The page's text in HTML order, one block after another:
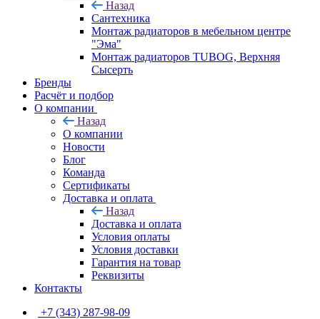
Назад
Сантехника
Монтаж радиаторов в мебельном центре
"Эма"
Монтаж радиаторов TUBOG, Верхняя
Сысерть
Бренды
Расчёт и подбор
О компании
Назад
О компании
Новости
Блог
Команда
Сертификаты
Доставка и оплата
Назад
Доставка и оплата
Условия оплаты
Условия доставки
Гарантия на товар
Реквизиты
Контакты
+7 (343) 287-98-09